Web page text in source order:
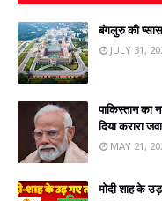
बंगलुरु की
JULY 31,
पाकिस्‍तान का
दिया करारा
MAY 21,
मोदी शाह के